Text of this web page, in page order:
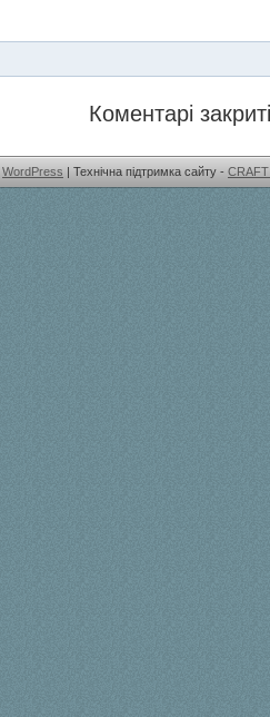
Коментарі
WordPress | Технічна підтримка сайту -